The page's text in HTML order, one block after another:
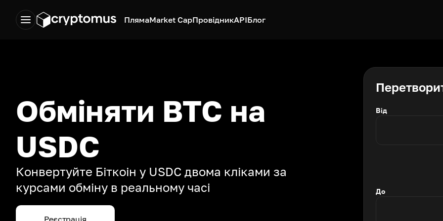
ПлямаMarket CapПровідникAPIБлог
Обміняти BTC на
USDC
Конвертуйте Біткоін у USDC двома кліками за
курсами обміну в реальному часі
Реєстрація
Від
До